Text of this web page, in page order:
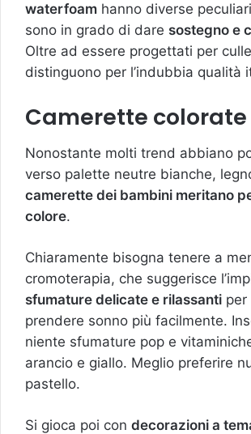
waterfoam hanno diverse
sono in grado di dare sostegno e
Oltre ad essere progettati per
distinguono per l’indubbia qualità
Camerette colorate
Nonostante molti trend abbiano
verso palette neutre bianche,
camerette dei bambini meritano
colore.
Chiaramente bisogna tenere a
cromoterapia, che suggerisce
sfumature delicate e rilassanti per
prendere sonno più facilmente.
niente sfumature pop e
arancio e giallo. Meglio preferire
pastello.
Si gioca poi con decorazioni a